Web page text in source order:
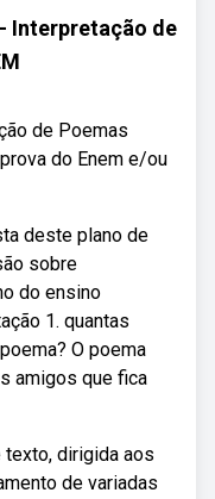
Interpretação de
de Poemas
do Enem e/ou
deste plano de
sobre
do ensino
1. quantas
O poema
amigos que fica
dirigida aos
de variadas